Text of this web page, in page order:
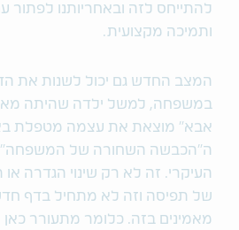
להתייחס לזה ובאחריותנו לפתור
ותמיכה מקצועית.
המצב החדש גם יכול לשנות את
במשפחה, למשל ילדה שהיתה
אבא" מוצאת את עצמה מטפלת
ה"הכבשה השחורה של המשפחה"
העיקרי. זה לא רק שינוי הגדרה או
של תפיסה וזה לא מתחיל בדף
מאמינים בזה. כלומר מתעורר